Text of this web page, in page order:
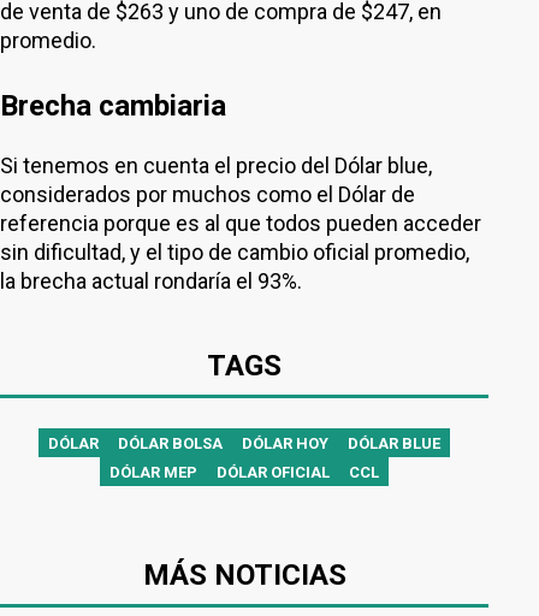
de venta de $263 y uno de compra de $247, en
promedio.
Brecha cambiaria
Si tenemos en cuenta el precio del Dólar blue,
considerados por muchos como el Dólar de
referencia porque es al que todos pueden acceder
sin dificultad, y el tipo de cambio oficial promedio,
la brecha actual rondaría el 93%.
TAGS
DÓLAR DÓLAR BOLSA DÓLAR HOY
DÓLAR BLUE
DÓLAR MEP
DÓLAR OFICIAL CCL
MÁS NOTICIAS